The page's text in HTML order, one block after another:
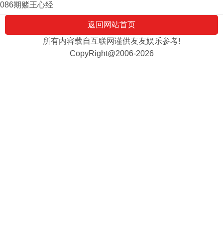
086期赌王心经
返回网站首页
所有内容载自互联网谨供友友娱乐参考!
CopyRight@2006-2026